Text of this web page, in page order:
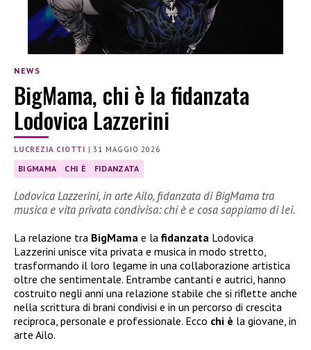
NEWS
BigMama, chi è la fidanzata
Lodovica Lazzerini
LUCREZIA CIOTTI |31 MAGGIO 2026
BIGMAMA CHI È FIDANZATA
Lodovica Lazzerini, in arte Ailo, fidanzata di BigMama tra
musica e vita privata condivisa: chi è e cosa sappiamo di lei.
La relazione tra BigMama e la fidanzata Lodovica
Lazzerini unisce vita privata e musica in modo stretto,
trasformando il loro legame in una collaborazione artistica
oltre che sentimentale. Entrambe cantanti e autrici, hanno
costruito negli anni una relazione stabile che si riflette anche
nella scrittura di brani condivisi e in un percorso di crescita
reciproca, personale e professionale. Ecco chi è la giovane, in
arte Ailo.